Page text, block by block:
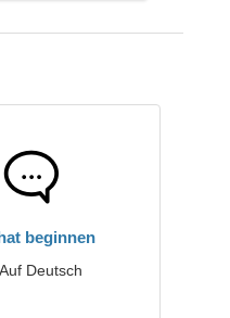
beginnen
Auf Deutsch